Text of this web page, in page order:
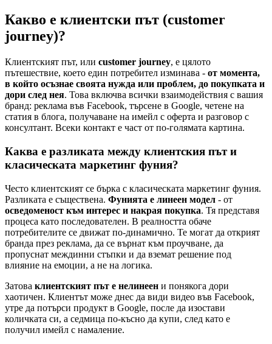
Какво е клиентски път (customer
journey)?
Клиентският път, или customer journey, е цялото
пътешествие, което един потребител изминава - от момента,
в който осъзнае своята нужда или проблем, до покупката и
дори след нея. Това включва всички взаимодействия с вашия
бранд: реклама във Facebook, търсене в Google, четене на
статия в блога, получаване на имейл с оферта и разговор с
консултант. Всеки контакт е част от по-голямата картина.
Каква е разликата между клиентския път и
класическата маркетинг фуния?
Често клиентският се бърка с класическата маркетинг фуния.
Разликата е съществена. Фунията е линеен модел - от
осведоменост към интерес и накрая покупка. Тя представя
процеса като последователен. В реалността обаче
потребителите се движат по-динамично. Те могат да открият
бранда през реклама, да се върнат към проучване, да
пропуснат междинни стъпки и да вземат решение под
влияние на емоции, а не на логика.
Затова клиентският път е нелинеен и понякога дори
хаотичен. Клиентът може днес да види видео във Facebook,
утре да потърси продукт в Google, после да изостави
количката си, а седмица по-късно да купи, след като е
получил имейл с намаление.